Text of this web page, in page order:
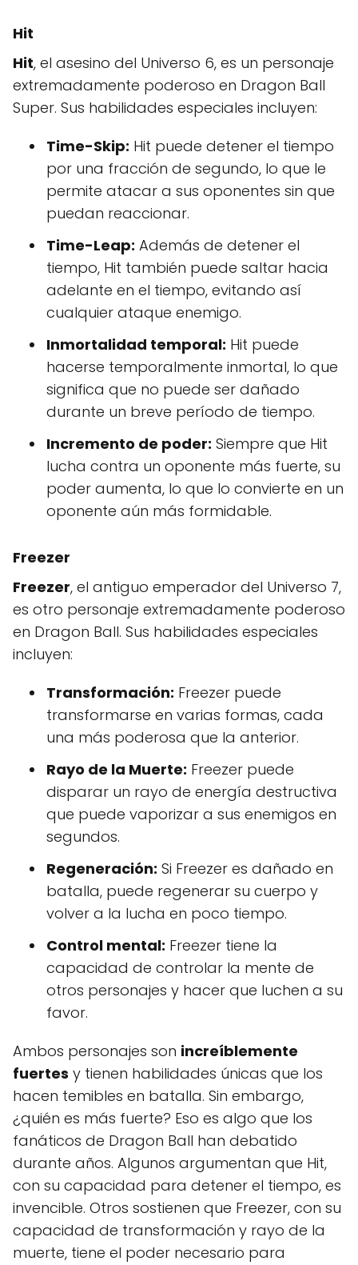
Hit
Hit, el asesino del Universo 6, es un personaje
extremadamente poderoso en Dragon Ball
Super. Sus habilidades especiales incluyen:
Time-Skip: Hit puede detener el tiempo
por una fracción de segundo, lo que le
permite atacar a sus oponentes sin que
puedan reaccionar.
Time-Leap: Además de detener el
tiempo, Hit también puede saltar hacia
adelante en el tiempo, evitando así
cualquier ataque enemigo.
Inmortalidad temporal: Hit puede
hacerse temporalmente inmortal, lo que
significa que no puede ser dañado
durante un breve período de tiempo.
Incremento de poder: Siempre que Hit
lucha contra un oponente más fuerte, su
poder aumenta, lo que lo convierte en un
oponente aún más formidable.
Freezer
Freezer, el antiguo emperador del Universo 7,
es otro personaje extremadamente poderoso
en Dragon Ball. Sus habilidades especiales
incluyen:
Transformación: Freezer puede
transformarse en varias formas, cada
una más poderosa que la anterior.
Rayo de la Muerte: Freezer puede
disparar un rayo de energía destructiva
que puede vaporizar a sus enemigos en
segundos.
Regeneración: Si Freezer es dañado en
batalla, puede regenerar su cuerpo y
volver a la lucha en poco tiempo.
Control mental: Freezer tiene la
capacidad de controlar la mente de
otros personajes y hacer que luchen a su
favor.
Ambos personajes son increíblemente
fuertes y tienen habilidades únicas que los
hacen temibles en batalla. Sin embargo,
¿quién es más fuerte? Eso es algo que los
fanáticos de Dragon Ball han debatido
durante años. Algunos argumentan que Hit,
con su capacidad para detener el tiempo, es
invencible. Otros sostienen que Freezer, con su
capacidad de transformación y rayo de la
muerte, tiene el poder necesario para